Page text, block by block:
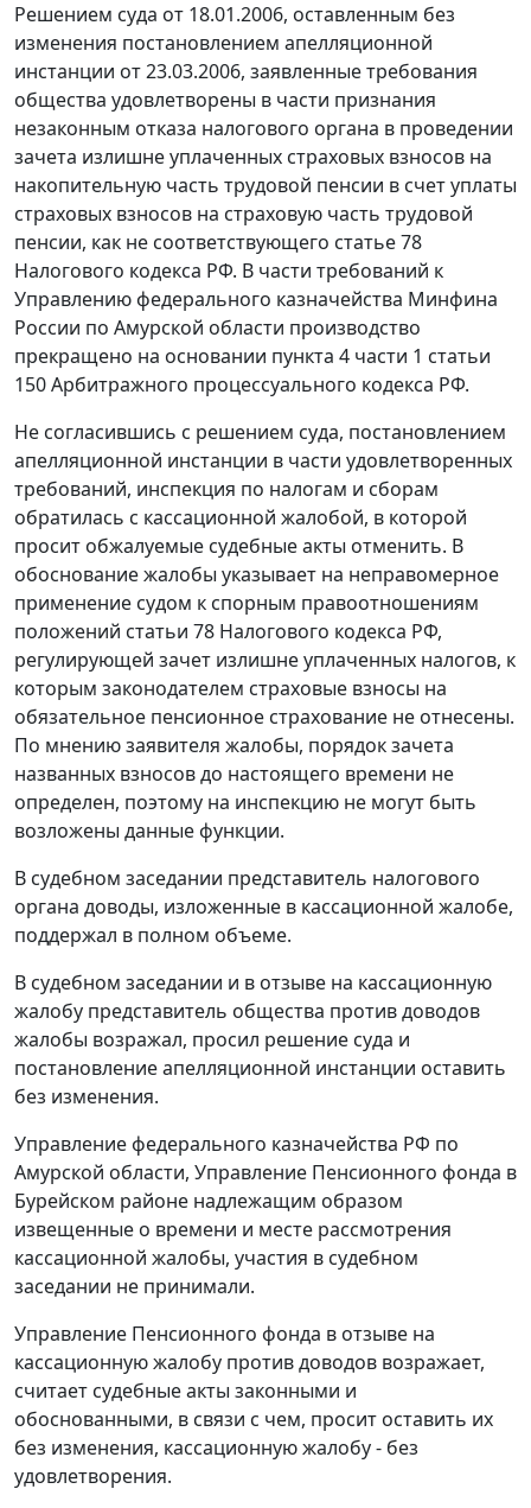
Решением суда от 18.01.2006, оставленным без
изменения постановлением апелляционной
инстанции от 23.03.2006, заявленные требования
общества удовлетворены в части признания
незаконным отказа налогового органа в проведении
зачета излишне уплаченных страховых взносов на
накопительную часть трудовой пенсии в счет уплаты
страховых взносов на страховую часть трудовой
пенсии, как не соответствующего статье 78
Налогового кодекса РФ. В части требований к
Управлению федерального казначейства Минфина
России по Амурской области производство
прекращено на основании пункта 4 части 1 статьи
150Арбитражного процессуального кодекса РФ.
Не согласившись с решением суда, постановлением
апелляционной инстанции в части удовлетворенных
требований, инспекция по налогам и сборам
обратилась с кассационной жалобой, в которой
просит обжалуемые судебные акты отменить. В
обоснование жалобы указывает на неправомерное
применение судом к спорным правоотношениям
положений статьи 78 Налогового кодекса РФ,
регулирующей зачет излишне уплаченных налогов, к
которым законодателем страховые взносы на
обязательное пенсионное страхование не отнесены.
По мнению заявителя жалобы, порядок зачета
названных взносов до настоящего времени не
определен, поэтому на инспекцию не могут быть
возложены данные функции.
В судебном заседании представитель налогового
органа доводы, изложенные в кассационной жалобе,
поддержал в полном объеме.
В судебном заседании и в отзыве на кассационную
жалобу представитель общества против доводов
жалобы возражал, просил решение суда и
постановление апелляционной инстанции оставить
без изменения.
Управление федерального казначейства РФ по
Амурской области, Управление Пенсионного фонда в
Бурейском районе надлежащим образом
извещенные о времени и месте рассмотрения
кассационной жалобы, участия в судебном
заседании не принимали.
Управление Пенсионного фонда в отзыве на
кассационную жалобу против доводов возражает,
считает судебные акты законными и
обоснованными, в связи с чем, просит оставить их
без изменения, кассационную жалобу - без
удовлетворения.